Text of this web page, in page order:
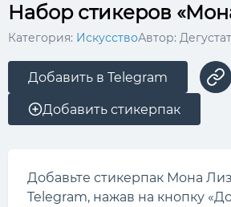
Набор стикеров
Категория: ИскусствоАвтор:
Добавить в Telegram
Добавить стикерпак
Добавьте стикерпак Мона
Telegram, нажав на кнопку